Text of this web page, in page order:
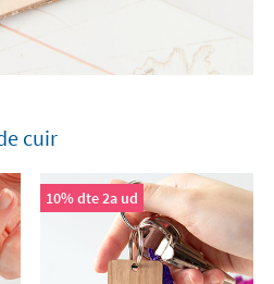
cuir
10% dte 2a ud